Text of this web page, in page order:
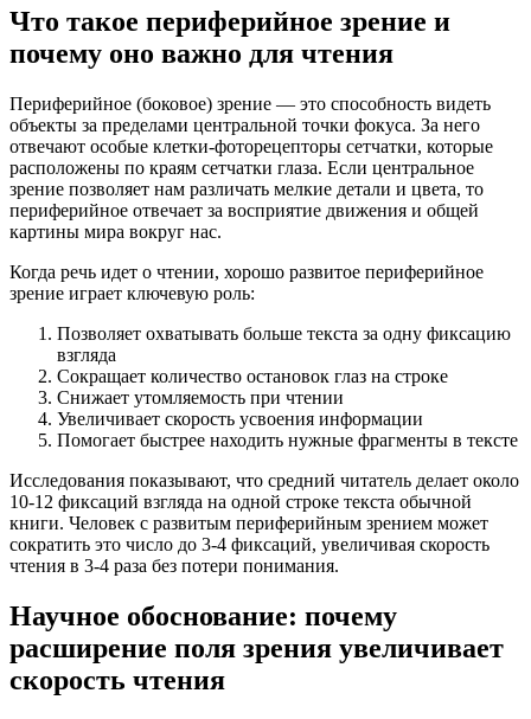
Что такое периферийное зрение и
почему оно важно для чтения
Периферийное (боковое) зрение — это способность видеть
объекты за пределами центральной точки фокуса. За него
отвечают особые клетки-фоторецепторы сетчатки, которые
расположены по краям сетчатки глаза. Если центральное
зрение позволяет нам различать мелкие детали и цвета, то
периферийное отвечает за восприятие движения и общей
картины мира вокруг нас.
Когда речь идет о чтении, хорошо развитое периферийное
зрение играет ключевую роль:
Позволяет охватывать больше текста за одну фиксацию
взгляда
Сокращает количество остановок глаз на строке
Снижает утомляемость при чтении
Увеличивает скорость усвоения информации
Помогает быстрее находить нужные фрагменты в тексте
Исследования показывают, что средний читатель делает около
10-12 фиксаций взгляда на одной строке текста обычной
книги. Человек с развитым периферийным зрением может
сократить это число до 3-4 фиксаций, увеличивая скорость
чтения в 3-4 раза без потери понимания.
Научное обоснование: почему
расширение поля зрения увеличивает
скорость чтения